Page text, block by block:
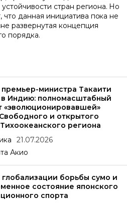
стран региона. Но
что данная инициатива пока не
развернутая концепция
порядка.
премьер-министра Такаити
в Индию: полномасштабный
«эволюционировавшей»
и открытого
региона
21.07.2026
Акио
глобализации борьбы сумо и
состояние японского
спорта